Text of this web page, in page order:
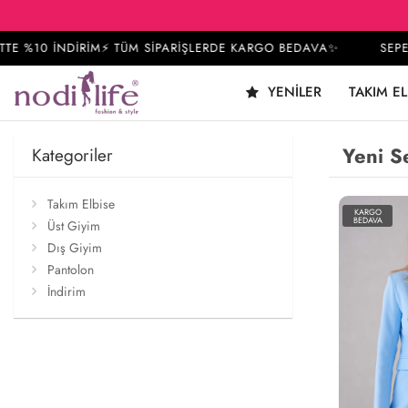
İNDİRİM⚡ TÜM SİPARİŞLERDE KARGO BEDAVA✨
YENILER TAKIM
Kategoriler
Takım Elbise
Üst Giyim
Dış Giyim
Pantolon
İndirim
Yeni
KARGO
BEDAVA